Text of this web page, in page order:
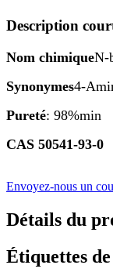
Description
Nom chimiqueN-
Synonymes4-
Pureté: 98%min
CAS 50541-93-0
Envoyez-nous un
Détails du
Étiquettes